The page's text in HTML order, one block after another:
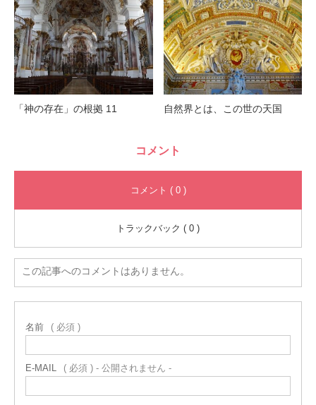
「神の存在」の根拠 11 自然界とは、この世の天国
コメント
コメント ( 0 )
トラックバック ( 0 )
この記事へのコメントはありません。
名前 ( 必須 )
E-MAIL ( 必須 ) - 公開されません -